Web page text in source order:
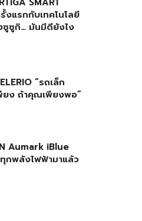
งแรกกับเทคโนโลยี
ซูซูกิ… มันมีดียังไง
“รถเล็ก
ยง ถ้าคุณเพียงพอ”
Aumark iBlue
กพลังไฟฟ้ามาแล้ว